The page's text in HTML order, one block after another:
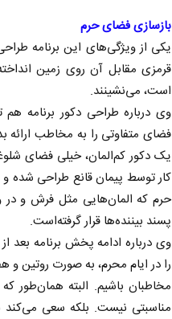
بازسازی فضای حرم
یکی از ویژگی‌های این برنامه
قرمزی مقابل آن روی زمین
است، می‌نشینند.
وی درباره طراحی دکور برنامه
فضای متفاوتی را به مخاطب ارائه
یک دکور کم‌المان، خیلی فضای
کار توسط پیمان قانع طراحی
حرم که المان‌هایی مثل فرش و در
پسند بیننده‌ها قرار گرفته‌است.
وی درباره ادامه پخش برنامه بعد از
را در ایام محرم، به صورت روتین
مخاطبان باشیم. البته همان‌طور
مناسبتی نیست. بلکه سعی می‌کند